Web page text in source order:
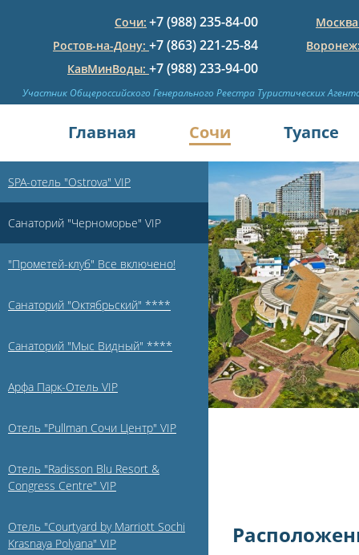
Сочи: +7 (988) 235-84-00
Ростов-на-Дону: +7 (863) 221-25-84
КавМинВоды: +7 (988) 233-94-00
Участник Общероссийского Генерального Реестра Туристических
Главная Сочи Туапсе
SPA-отель "Ostrova" VIP
Санаторий "Черноморье" VIP
"Прометей-клуб" Все включено!
Санаторий "Октябрьский" ****
Санаторий "Мыс Видный" ****
Арфа Парк-Отель VIP
Отель "Pullman Сочи Центр" VIP
Отель "Radisson Blu Resort &
Congress Centre" VIP
Отель "Courtyard by Marriott Sochi
Krasnaya Polyana" VIP